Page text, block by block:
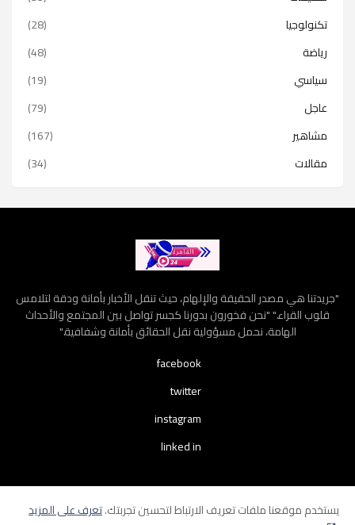
تكنولوجيا
(28)
رياضة
(48)
سياسي
(19)
عاجل
(79)
مشاهير
(167)
مقالات
(34)
"جريدتنا هي مصدر الحقيقة والإلهام، حيث تنقل الأخبار بأمانة ودقة لتلامس
قلوب القراء." "نحن فخورون بدورنا كجسر تواصل بين المجتمع والأحداث
الهامة، نحمل مسؤولية نقل الحقائق بأمانة وشفافية."
facebook
twitter
instagram
linked in
الرئيسية إتصل بنا سياسة الخصوصية إتفاقية الإستخداميستخدم موقعنا ملفات تعريف الارتباط لتحسين تجربتك.تعرف على المزيد